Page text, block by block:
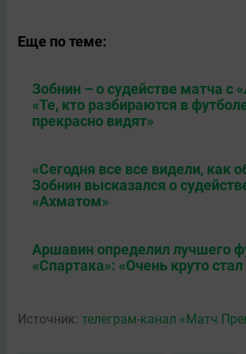
Еще по теме:
Зобнин – о судействе матча с
«Те, кто разбираются в
прекрасно видят»
«Сегодня все всe видели, как
Зобнин высказался о
«Ахматом»
Аршавин определил лучшего
«Спартака»: «Очень круто стал
Источник: телеграм-канал «Матч